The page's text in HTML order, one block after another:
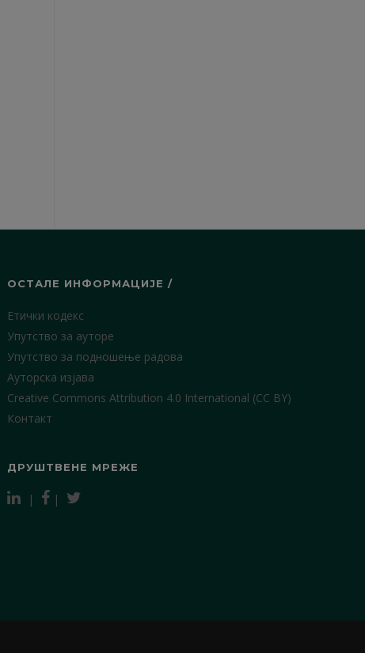
ОСТАЛЕ ИНФОРМАЦИЈЕ /
Етички кодекс
Упутство за ауторе
Упутство за подношење радова
Ауторска изјава
Creative Commons Attribution 4.0 International (CC BY)
Контакт
ДРУШТВЕНЕ МРЕЖЕ
| |